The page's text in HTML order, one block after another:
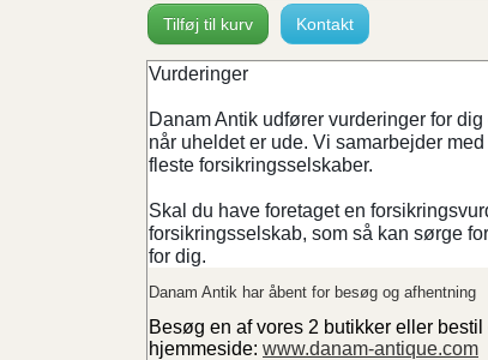
Tilføj til kurv Kontakt
Vurderinger
Danam Antik udfører vurderinger for
når uheldet er ude. Vi samarbejder
fleste forsikringsselskaber.
Skal du have foretaget en
forsikringsselskab, som så kan sørge
for dig.
Danam Antik har åbent for besøg og afhentning
Besøg en af vores 2 butikker eller
hjemmeside: www.danam-antique.com